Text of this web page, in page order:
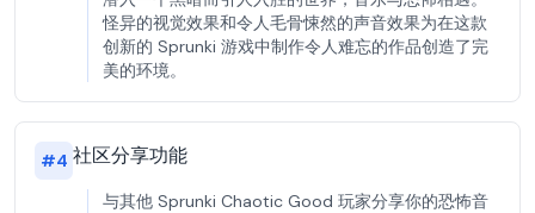
怪异的视觉效果和令人毛骨悚然的声音效果为在这款
创新的 Sprunki 游戏中制作令人难忘的作品创造了完
美的环境。
#4 社区分享功能
与其他 Sprunki Chaotic Good 玩家分享你的恐怖音